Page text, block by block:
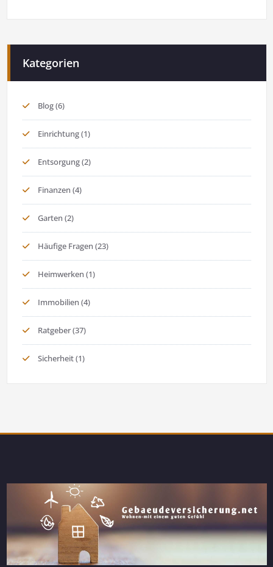
Kategorien
Blog(6)
Einrichtung(1)
Entsorgung(2)
Finanzen (4)
Garten (2)
Häufige Fragen (23)
Heimwerken (1)
Immobilien (4)
Ratgeber(37)
Sicherheit(1)